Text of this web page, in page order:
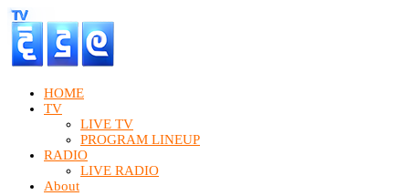
HOME
TV
LIVE TV
PROGRAM LINEUP
RADIO
LIVE RADIO
About